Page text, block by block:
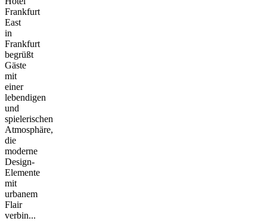
Frankfurt
East
in
Frankfurt
begrüßt
Gäste
mit
einer
lebendigen
und
spielerischen
Atmosphäre,
die
moderne
Design-
Elemente
mit
urbanem
Flair
verbin...